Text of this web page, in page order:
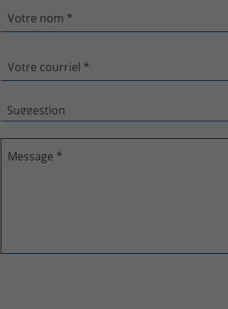
Votre nom *
Votre courriel *
Message *